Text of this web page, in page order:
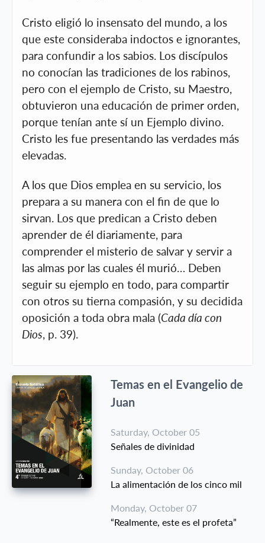
Temas en el Evangelio de
Juan
Saturday, October 05
Señales de divinidad
Sunday, October 06
La alimentación de los cinco mil
Monday, October 07
“Realmente, este es el profeta”
Cristo eligió lo insensato del mundo, a los
que este consideraba indoctos e ignorantes,
para confundir a los sabios. Los discípulos
no conocían las tradiciones de los rabinos,
pero con el ejemplo de Cristo, su Maestro,
obtuvieron una educación de primer orden,
porque tenían ante sí un Ejemplo divino.
Cristo les fue presentando las verdades más
elevadas.
A los que Dios emplea en su servicio, los
prepara a su manera con el fin de que lo
sirvan. Los que predican a Cristo deben
aprender de él diariamente, para
comprender el misterio de salvar y servir a
las almas por las cuales él murió… Deben
seguir su ejemplo en todo, para compartir
con otros su tierna compasión, y su decidida
oposición a toda obra mala (Cada día con
Dios, p. 39).